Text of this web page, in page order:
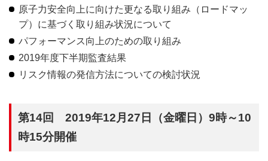
原子力安全向上に向けた更なる取り組み（ロードマッ
プ）に基づく取り組み状況について
パフォーマンス向上のための取り組み
2019年度下半期監査結果
リスク情報の発信方法についての検討状況
第14回 2019年12月27日（金曜日）9時～10
時15分開催